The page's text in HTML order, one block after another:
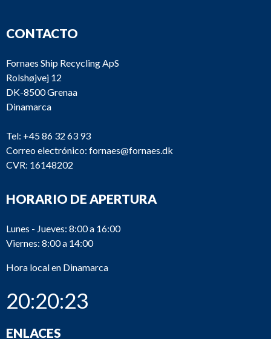
CONTACTO
Fornaes Ship Recycling ApS
Rolshøjvej 12
DK-8500 Grenaa
Dinamarca
Tel: +45 86 32 63 93
Correo electrónico: fornaes@fornaes.dk
CVR: 16148202
HORARIO DE APERTURA
Lunes - Jueves: 8:00 a 16:00
Viernes: 8:00 a 14:00
Hora local en Dinamarca
20:20:23
ENLACES